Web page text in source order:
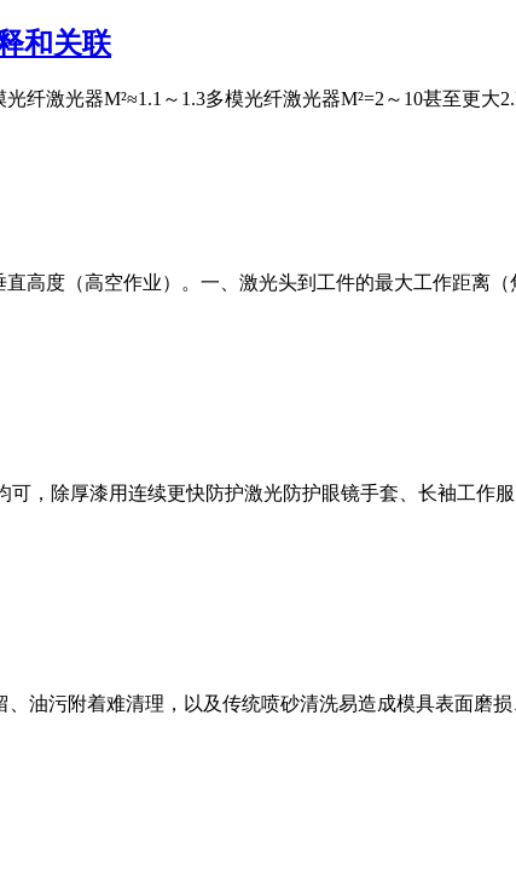
和关联
纤激光器M²≈1.1～1.3多模光纤激光器M²=2～10甚至更大
高度（高空作业）。一、激光头到工件的最大工作距离
，除厚漆用连续更快防护激光防护眼镜手套、长袖工作
油污附着难清理，以及传统喷砂清洗易造成模具表面磨